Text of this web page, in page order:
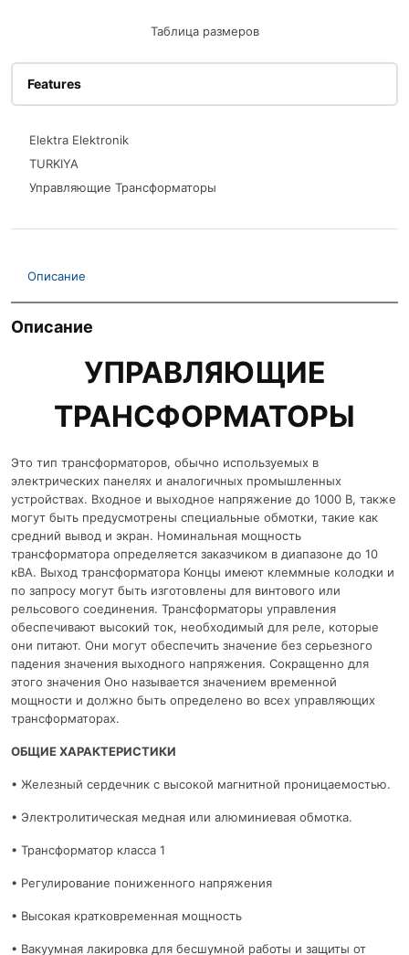
Таблица размеров
Features
Elektra Elektronik
TURKIYA
Управляющие Трансформаторы
Описание
Описание
УПРАВЛЯЮЩИЕ
ТРАНСФОРМАТОРЫ
Это тип трансформаторов, обычно используемых в
электрических панелях и аналогичных промышленных
устройствах. Входное и выходное напряжение до 1000 В, также
могут быть предусмотрены специальные обмотки, такие как
средний вывод и экран. Номинальная мощность
трансформатора определяется заказчиком в диапазоне до 10
кВА. Выход трансформатора Концы имеют клеммные колодки и
по запросу могут быть изготовлены для винтового или
рельсового соединения. Трансформаторы управления
обеспечивают высокий ток, необходимый для реле, которые
они питают. Они могут обеспечить значение без серьезного
падения значения выходного напряжения. Сокращенно для
этого значения Оно называется значением временной
мощности и должно быть определено во всех управляющих
трансформаторах.
ОБЩИЕ ХАРАКТЕРИСТИКИ
• Железный сердечник с высокой магнитной проницаемостью.
• Электролитическая медная или алюминиевая обмотка.
• Трансформатор класса 1
• Регулирование пониженного напряжения
• Высокая кратковременная мощность
• Вакуумная лакировка для бесшумной работы и защиты от